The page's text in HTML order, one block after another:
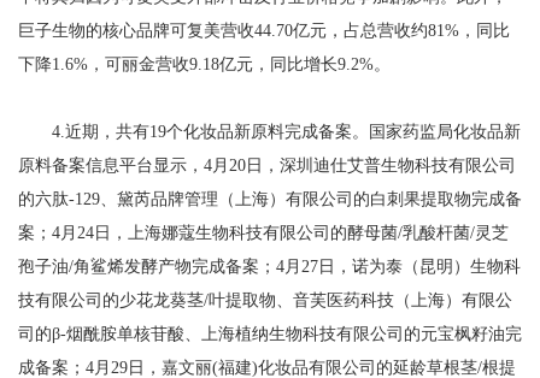
巨子生物的核心品牌可复美营收44.70亿元，占总营收约81%，同比
下降1.6%，可丽金营收9.18亿元，同比增长9.2%。
4.近期，共有19个化妆品新原料完成备案。国家药监局化妆品新
原料备案信息平台显示，4月20日，深圳迪仕艾普生物科技有限公司
的六肽-129、黛芮品牌管理（上海）有限公司的白刺果提取物完成备
案；4月24日，上海娜蔻生物科技有限公司的酵母菌/乳酸杆菌/灵芝
孢子油/角鲨烯发酵产物完成备案；4月27日，诺为泰（昆明）生物科
技有限公司的少花龙葵茎/叶提取物、音芙医药科技（上海）有限公
司的β-烟酰胺单核苷酸、上海植纳生物科技有限公司的元宝枫籽油完
成备案；4月29日，嘉文丽(福建)化妆品有限公司的延龄草根茎/根提